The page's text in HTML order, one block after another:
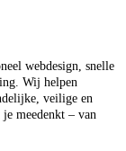
webdesign, snelle
Wij helpen
veilige en
meedenkt – van